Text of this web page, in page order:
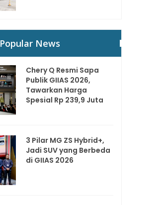
Popular News
Chery Q Resmi Sapa
Publik GIIAS 2026,
Tawarkan Harga
Spesial Rp 239,9 Juta
3 Pilar MG ZS Hybrid+,
Jadi SUV yang Berbeda
di GIIAS 2026